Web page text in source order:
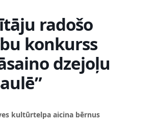
radošo
konkurss
dzejoļu
kultūrtelpa aicina bērnus